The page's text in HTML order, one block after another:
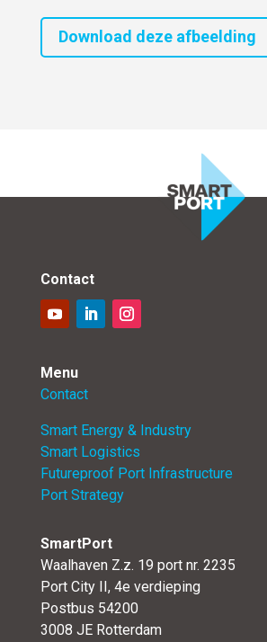
Download deze afbeelding
Contact
Menu
Contact
Smart Energy & Industry
Smart Logistics
Futureproof Port Infrastructure
Port Strategy
SmartPort
Waalhaven Z.z. 19 port nr. 2235
Port City II, 4e verdieping
Postbus 54200
3008 JE Rotterdam